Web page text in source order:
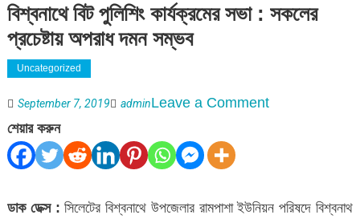
বিশ্বনাথে বিট পুলিশিং কার্যক্রমের সভা : সকলের
প্রচেষ্টায় অপরাধ দমন সম্ভব
Uncategorized
September 7, 2019 adminLeave a Commenton
কার্যক্রমের
শেয়ার করুন
ডাক ডেক্স : সিলেটের বিশ্বনাথে উপজেলার রামপাশা ইউনিয়ন পরিষদে বিশ্বনাথ